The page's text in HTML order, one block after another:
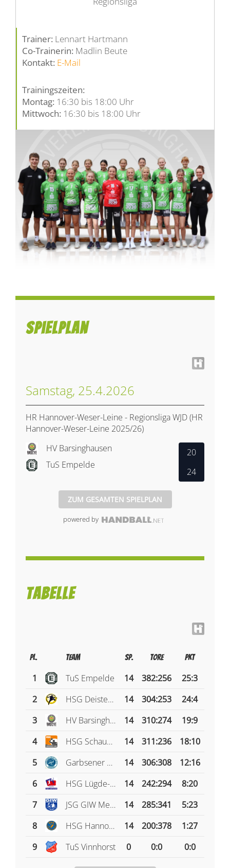
Sponsoren
Kontakt
Trainer: Lennart Hartmann
Co-Trainerin: Madlin Beute
Kontakt: E-Mail
Trainingszeiten:
Montag: 16:30 bis 18:00 Uhr
Mittwoch: 16:30 bis 18:00 Uhr
Spielplan
Samstag, 25.4.2026
HR Hannover-Weser-Leine - Regionsliga WJD (HR
Hannover-Weser-Leine 2025/26)
HV Barsinghausen
TuS Empelde
20
24
ZUM GESAMTEN SPIELPLAN
powered by
Tabelle
Pl. Team Sp. Tore PKT
1 TuS Empelde 14 382:256
25:3
2
HSG Deister Süntel 14 304:253
24:4
3
HV Barsinghausen 14 310:274
19:9
4
HSG Schaumburg-Nord 14 311:236
18:10
5
Garbsener SC 14 306:308
12:16
6
HSG Lügde-Bad Pyrmont e.V. 14 242:294
8:20
7
JSG GIW Meerhandball 14 285:341
5:23
8
HSG Hannover-West 14 200:378
1:27
9
TuS Vinnhorst 0 0:0 0:0